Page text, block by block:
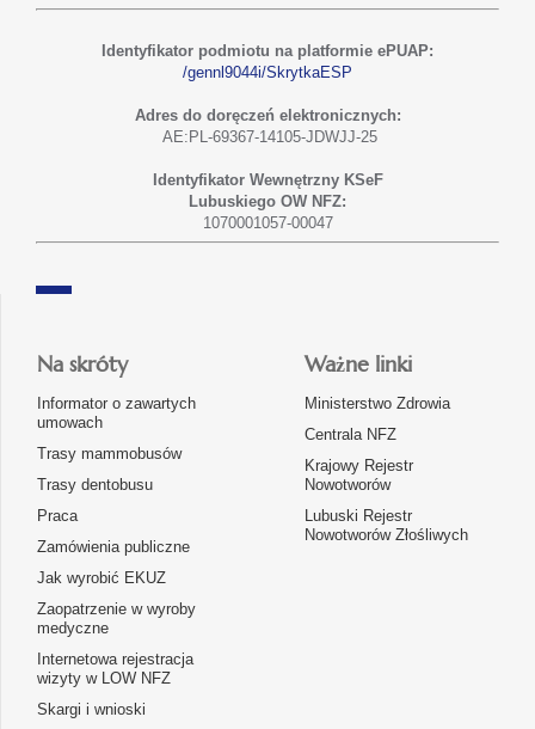
Identyfikator podmiotu na platformie ePUAP:
/gennl9044i/SkrytkaESP
Adres do doręczeń elektronicznych:
AE:PL-69367-14105-JDWJJ-25
Identyfikator Wewnętrzny KSeF
Lubuskiego OW NFZ:
1070001057-00047
Na skróty
Informator o zawartych
umowach
Trasy mammobusów
Trasy dentobusu
Praca
Zamówienia publiczne
Jak wyrobić EKUZ
Zaopatrzenie w wyroby
medyczne
Internetowa rejestracja
wizyty w LOW NFZ
Skargi i wnioski
Ważne linki
Ministerstwo Zdrowia
Centrala NFZ
Krajowy Rejestr
Nowotworów
Lubuski Rejestr
Nowotworów Złośliwych